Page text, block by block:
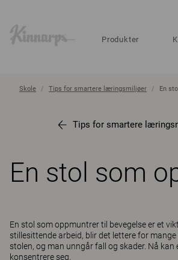
Produkter
Skole Tips for smartere læringsmiljøer En
Tips for smartere
En stol som
En stol som oppmuntrer til bevegelse er et
stillesittende arbeid, blir det lettere for
stolen, og man unngår fall og skader. Nå
konsentrere seg.